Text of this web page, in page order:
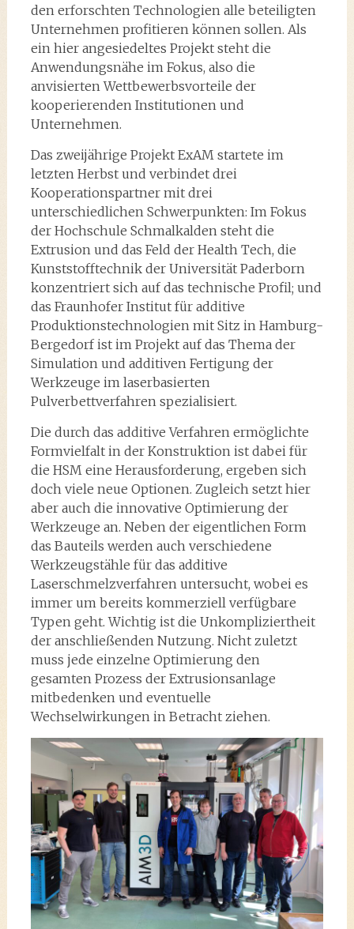
den erforschten Technologien alle beteiligten
Unternehmen profitieren können sollen. Als
ein hier angesiedeltes Projekt steht die
Anwendungsnähe im Fokus, also die
anvisierten Wettbewerbsvorteile der
kooperierenden Institutionen und
Unternehmen.
Das zweijährige Projekt ExAM startete im
letzten Herbst und verbindet drei
Kooperationspartner mit drei
unterschiedlichen Schwerpunkten: Im Fokus
der Hochschule Schmalkalden steht die
Extrusion und das Feld der Health Tech, die
Kunststofftechnik der Universität Paderborn
konzentriert sich auf das technische Profil; und
das Fraunhofer Institut für additive
Produktionstechnologien mit Sitz in Hamburg-
Bergedorf ist im Projekt auf das Thema der
Simulation und additiven Fertigung der
Werkzeuge im laserbasierten
Pulverbettverfahren spezialisiert.
Die durch das additive Verfahren ermöglichte
Formvielfalt in der Konstruktion ist dabei für
die HSM eine Herausforderung, ergeben sich
doch viele neue Optionen. Zugleich setzt hier
aber auch die innovative Optimierung der
Werkzeuge an. Neben der eigentlichen Form
das Bauteils werden auch verschiedene
Werkzeugstähle für das additive
Laserschmelzverfahren untersucht, wobei es
immer um bereits kommerziell verfügbare
Typen geht. Wichtig ist die Unkompliziertheit
der anschließenden Nutzung. Nicht zuletzt
muss jede einzelne Optimierung den
gesamten Prozess der Extrusionsanlage
mitbedenken und eventuelle
Wechselwirkungen in Betracht ziehen.